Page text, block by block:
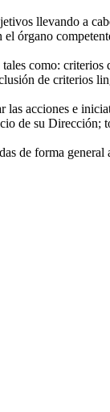
llevando a
órgano
como:
de criterios
acciones e
de su
de forma general